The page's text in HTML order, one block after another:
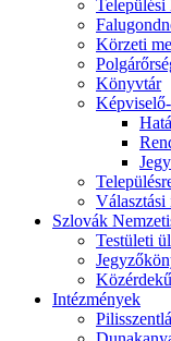
Települési
Körzeti
Könyvtár
Szlovák
Testületi
Intézmények